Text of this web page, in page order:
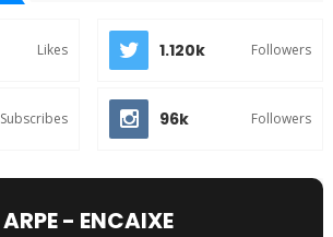
Likes 1.120k Followers
Subscribes 96k Followers
ARPE - ENCAIXE